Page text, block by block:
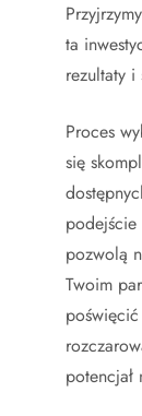
ta
rezultaty i
Proces
się
pozwolą
Twoim
potencjał